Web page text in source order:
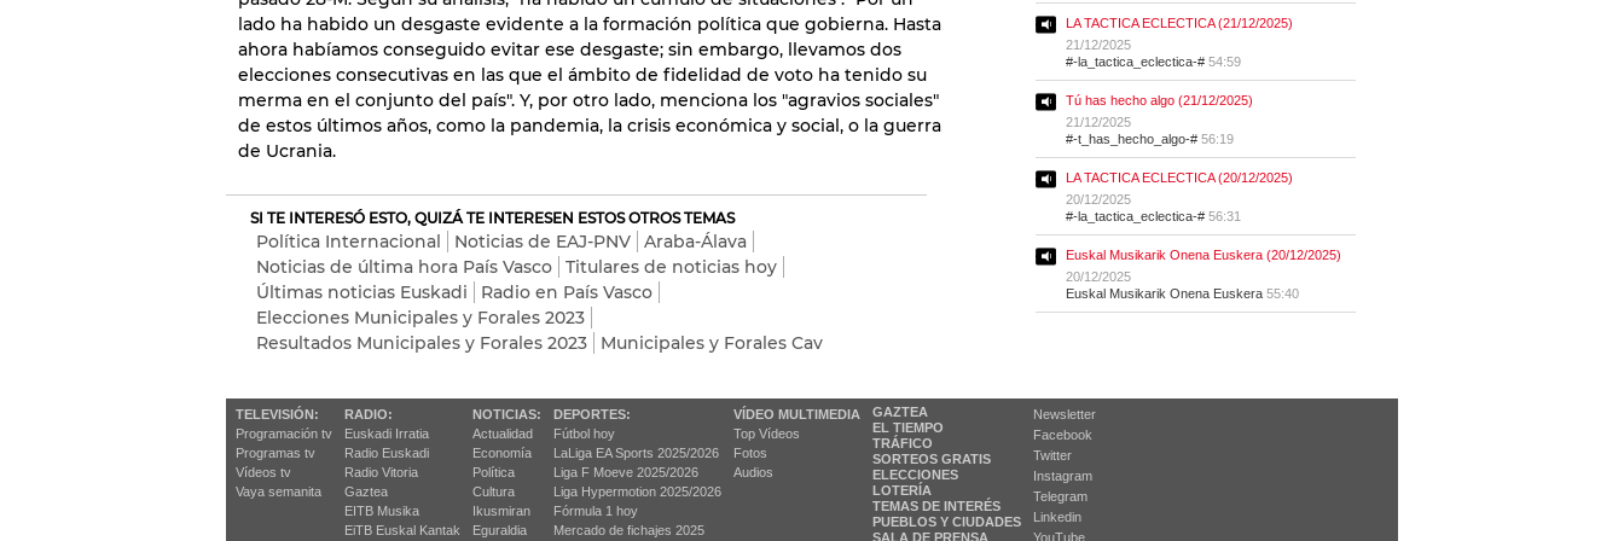
lado ha habido un desgaste evidente a la formación política que gobierna. Hasta
ahora habíamos conseguido evitar ese desgaste; sin embargo, llevamos dos
elecciones consecutivas en las que el ámbito de fidelidad de voto ha tenido su
merma en el conjunto del país". Y, por otro lado, menciona los "agravios sociales"
de estos últimos años, como la pandemia, la crisis económica y social, o la guerra
de Ucrania.
SI TE INTERESÓ ESTO, QUIZÁ TE INTERESEN ESTOS OTROS TEMAS
Política Internacional Noticias de EAJ-PNV
Araba-Álava
Noticias de última hora País Vasco
Titulares de noticias hoy
Últimas noticias Euskadi
Radio en País Vasco
Elecciones Municipales y Forales 2023
Resultados Municipales y Forales 2023
Municipales y Forales Cav
LA TACTICA ECLECTICA (21/12/2025)
21/12/2025
#-la_tactica_eclectica-# 54:59
Tú has hecho algo (21/12/2025)
21/12/2025
#-t_has_hecho_algo-# 56:19
LA TACTICA ECLECTICA (20/12/2025)
20/12/2025
#-la_tactica_eclectica-# 56:31
Euskal Musikarik Onena Euskera (20/12/2025)
20/12/2025
Euskal Musikarik Onena Euskera 55:40
TELEVISIÓN:
Programación tv
Programas tv
Vídeos tv
Vaya semanita
RADIO:
Euskadi Irratia
Radio Euskadi
Radio Vitoria
Gaztea
EITB Musika
EiTB Euskal Kantak
NOTICIAS:
Actualidad
Economía
Política
Cultura
Ikusmiran
Eguraldia
DEPORTES:
Fútbol hoy
LaLiga EA Sports 2025/2026
Liga F Moeve 2025/2026
Liga Hypermotion 2025/2026
Fórmula 1 hoy
Mercado de fichajes 2025
VÍDEO MULTIMEDIA
Top Vídeos
Fotos
Audios
GAZTEA
EL TIEMPO
TRÁFICO
SORTEOS GRATIS
ELECCIONES
LOTERÍA
TEMAS DE INTERÉS
PUEBLOS Y CIUDADES
SALA DE PRENSA
Newsletter
Facebook
Twitter
Instagram
Telegram
Linkedin
YouTube